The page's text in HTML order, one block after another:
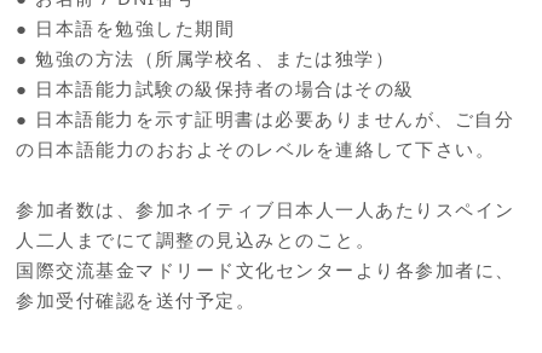
● 日本語を勉強した期間
● 勉強の方法（所属学校名、または独学）
● 日本語能力試験の級保持者の場合はその級
● 日本語能力を示す証明書は必要ありませんが、ご自分
の日本語能力のおおよそのレベルを連絡して下さい。
参加者数は、参加ネイティブ日本人一人あたりスペイン
人二人までにて調整の見込みとのこと。
国際交流基金マドリード文化センターより各参加者に、
参加受付確認を送付予定。